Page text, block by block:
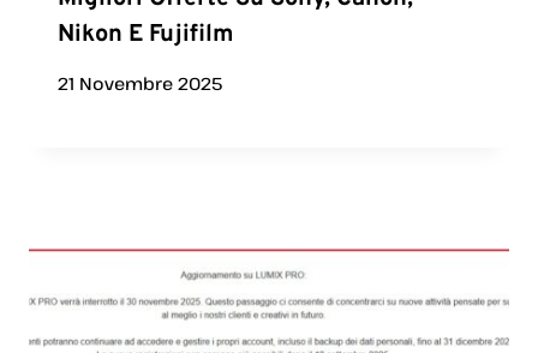
Nikon E Fujifilm
21 Novembre 2025